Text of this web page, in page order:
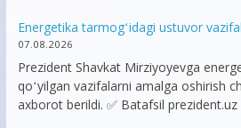
Energetika tarmogʻidagi ustuvor
07.08.2026
Prezident Shavkat Mirziyoyevga
qoʻyilgan vazifalarni amalga oshirish
axborot berildi. ✅ Batafsil prezident.uz